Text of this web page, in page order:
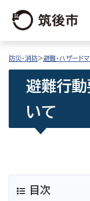
防災・消防>避難・ハザード
避難行
いて
目次